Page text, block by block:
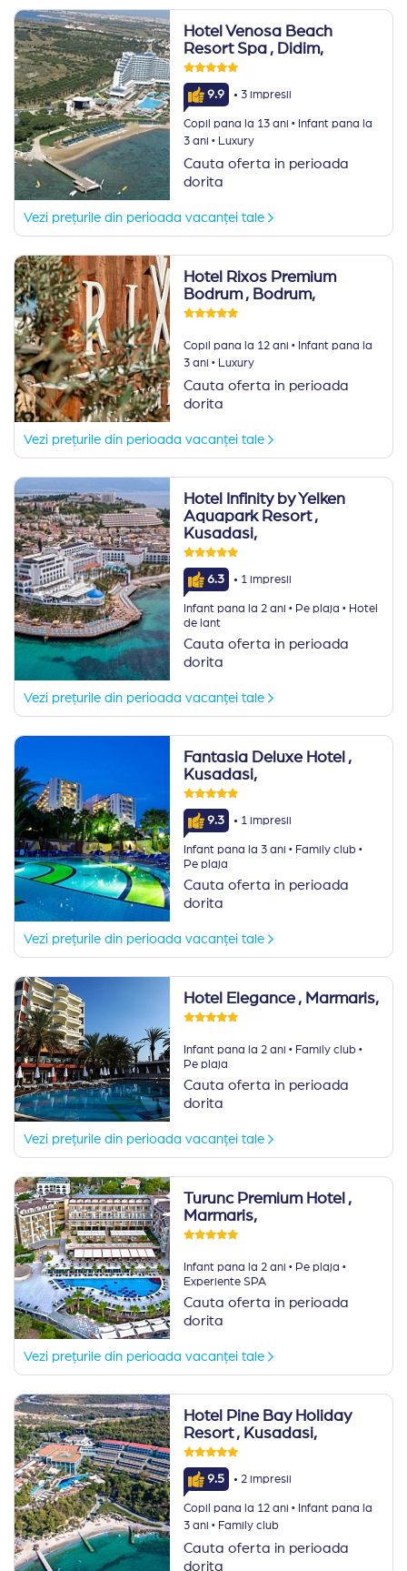
Hotel Venosa Beach
Resort Spa , Didim,
9.9 · 3 impresii
Copil pana la 13 ani ·Infant pana la
3 ani ·Luxury
Cauta oferta in perioada
dorita
Vezi prețurile din perioada vacanței tale
Hotel Rixos Premium
Bodrum , Bodrum,
Copil pana la 12 ani ·Infant pana la
3 ani ·Luxury
Cauta oferta in perioada
dorita
Vezi prețurile din perioada vacanței tale
Hotel Infinity by Yelken
Aquapark Resort ,
Kusadasi,
6.3 · 1 impresii
Infant pana la 2 ani ·Pe plaja ·Hotel
de lant
Cauta oferta in perioada
dorita
Vezi prețurile din perioada vacanței tale
Fantasia Deluxe Hotel ,
Kusadasi,
9.3 · 1 impresii
Infant pana la 3 ani ·Family club ·
Pe plaja
Cauta oferta in perioada
dorita
Vezi prețurile din perioada vacanței tale
Hotel Elegance , Marmaris,
Infant pana la 2 ani ·Family club ·
Pe plaja
Cauta oferta in perioada
dorita
Vezi prețurile din perioada vacanței tale
Turunc Premium Hotel ,
Marmaris,
Infant pana la 2 ani ·Pe plaja ·
Experiente SPA
Cauta oferta in perioada
dorita
Vezi prețurile din perioada vacanței tale
Hotel Pine Bay Holiday
Resort , Kusadasi,
9.5 · 2 impresii
Copil pana la 12 ani ·Infant pana la
3 ani ·Family club
Cauta oferta in perioada
dorita